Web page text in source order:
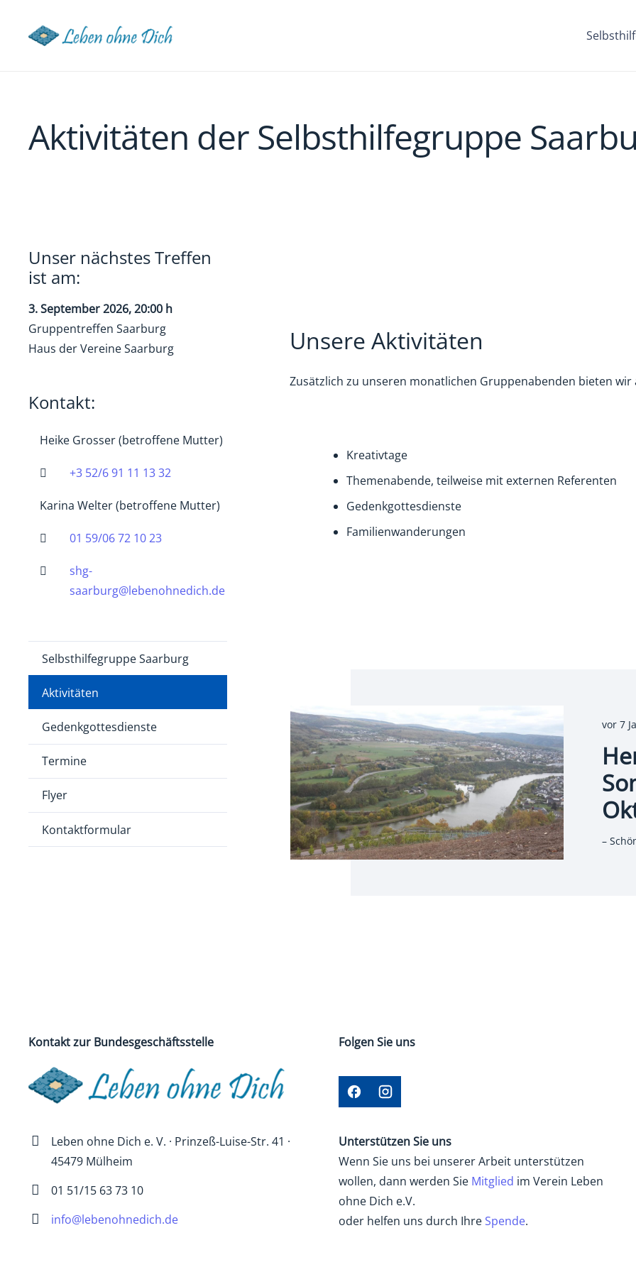
Aktivitäten der Selbsthilfegruppe
Unser nächstes Treffen
ist am:
3. September 2026, 20:00 h
Gruppentreffen Saarburg
Haus der Vereine Saarburg
Kontakt:
Heike Grosser (betroffene Mutter)
+3 52/6 91 11 13 32
Karina Welter (betroffene Mutter)
01 59/06 72 10 23
shg-
saarburg@lebenohnedich.de
Selbsthilfegruppe Saarburg
Aktivitäten
Gedenkgottesdienste
Termine
Flyer
Kontaktformular
Unsere Aktivitäten
Zusätzlich zu unseren monatlichen Gruppenabenden bieten wir
Kreativtage
Themenabende, teilweise mit externen Referenten
Gedenkgottesdienste
Familienwanderungen
vor 7
–
Kontakt zur Bundesgeschäftsstelle
Leben ohne Dich e. V. · Prinzeß-Luise-Str. 41 ·
45479 Mülheim
01 51/15 63 73 10
info@lebenohnedich.de
Folgen Sie uns
Unterstützen Sie uns
Wenn Sie uns bei unserer Arbeit unterstützen
wollen, dann werden Sie Mitglied im Verein Leben
ohne Dich e.V.
oder helfen uns durch Ihre Spende.